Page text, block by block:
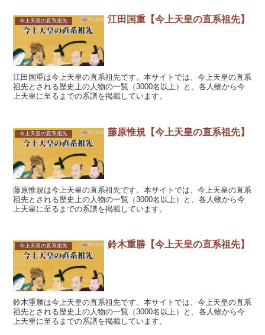
今上天皇の直系祖先 江田国重【今上天皇の直系祖先】
江田国重は今上天皇の直系祖先です。本サイトでは、今上天皇の直系
祖先とされる歴史上の人物の一覧（3000名以上）と、各人物から今
上天皇に至るまでの系譜を掲載しています。
今上天皇の直系祖先 藤原惟規【今上天皇の直系祖先】
藤原惟規は今上天皇の直系祖先です。本サイトでは、今上天皇の直系
祖先とされる歴史上の人物の一覧（3000名以上）と、各人物から今
上天皇に至るまでの系譜を掲載しています。
今上天皇の直系祖先 鈴木重勝【今上天皇の直系祖先】
鈴木重勝は今上天皇の直系祖先です。本サイトでは、今上天皇の直系
祖先とされる歴史上の人物の一覧（3000名以上）と、各人物から今
上天皇に至るまでの系譜を掲載しています。